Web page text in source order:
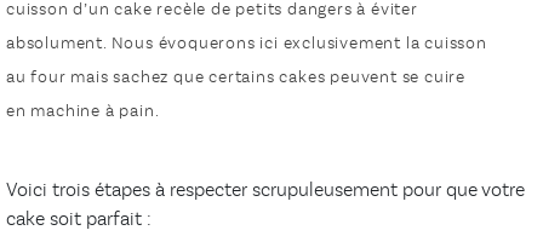
cuisson d’un cake recèle de petits dangers à éviter
absolument. Nous évoquerons ici exclusivement la cuisson
au four mais sachez que certains cakes peuvent se cuire
en machine à pain.
Voici trois étapes à respecter scrupuleusement pour que votre
cake soit parfait :